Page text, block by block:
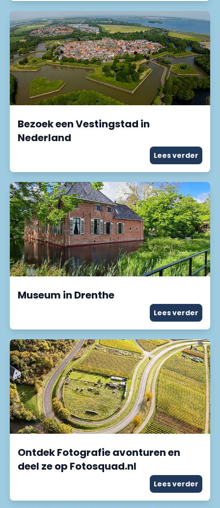
Bezoek een Vestingstad in
Nederland
Lees verder
Museum in Drenthe
Lees verder
Ontdek Fotografie avonturen en
deel ze op Fotosquad.nl
Lees verder